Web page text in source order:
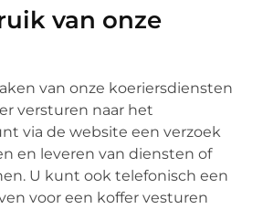
van onze
van onze koeriersdiensten
versturen naar het
via de website een verzoek
en leveren van diensten of
U kunt ook telefonisch een
voor een koffer vesturen